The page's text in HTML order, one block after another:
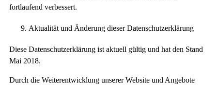
fortlaufend verbessert.
Aktualität und Änderung dieser Datenschutzerklärung
Diese Datenschutzerklärung ist aktuell gültig und hat den Stand
Mai 2018.
Durch die Weiterentwicklung unserer Website und Angebote